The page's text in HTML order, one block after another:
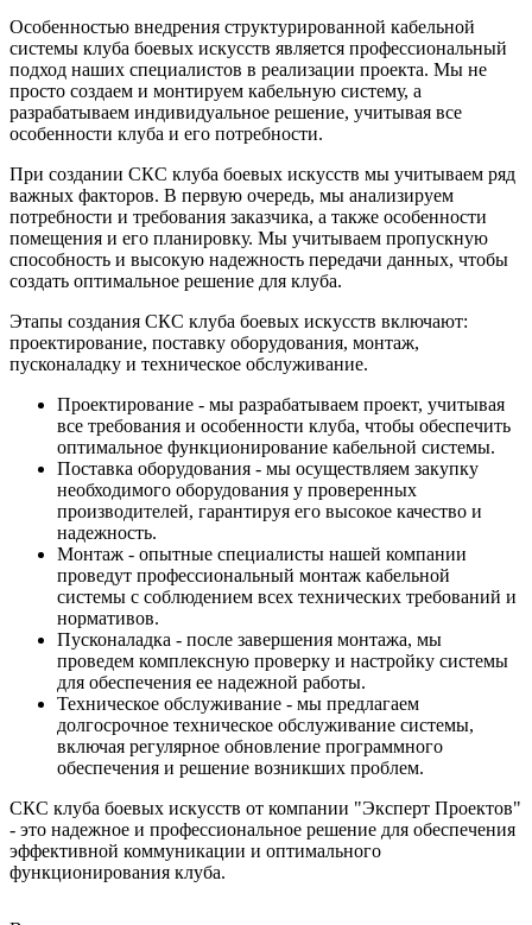
Особенностью внедрения структурированной кабельной
системы клуба боевых искусств является профессиональный
подход наших специалистов в реализации проекта. Мы не
просто создаем и монтируем кабельную систему, а
разрабатываем индивидуальное решение, учитывая все
особенности клуба и его потребности.
При создании СКС клуба боевых искусств мы учитываем ряд
важных факторов. В первую очередь, мы анализируем
потребности и требования заказчика, а также особенности
помещения и его планировку. Мы учитываем пропускную
способность и высокую надежность передачи данных, чтобы
создать оптимальное решение для клуба.
Этапы создания СКС клуба боевых искусств включают:
проектирование, поставку оборудования, монтаж,
пусконаладку и техническое обслуживание.
Проектирование - мы разрабатываем проект, учитывая
все требования и особенности клуба, чтобы обеспечить
оптимальное функционирование кабельной системы.
Поставка оборудования - мы осуществляем закупку
необходимого оборудования у проверенных
производителей, гарантируя его высокое качество и
надежность.
Монтаж - опытные специалисты нашей компании
проведут профессиональный монтаж кабельной
системы с соблюдением всех технических требований и
нормативов.
Пусконаладка - после завершения монтажа, мы
проведем комплексную проверку и настройку системы
для обеспечения ее надежной работы.
Техническое обслуживание - мы предлагаем
долгосрочное техническое обслуживание системы,
включая регулярное обновление программного
обеспечения и решение возникших проблем.
СКС клуба боевых искусств от компании "Эксперт Проектов"
- это надежное и профессиональное решение для обеспечения
эффективной коммуникации и оптимального
функционирования клуба.